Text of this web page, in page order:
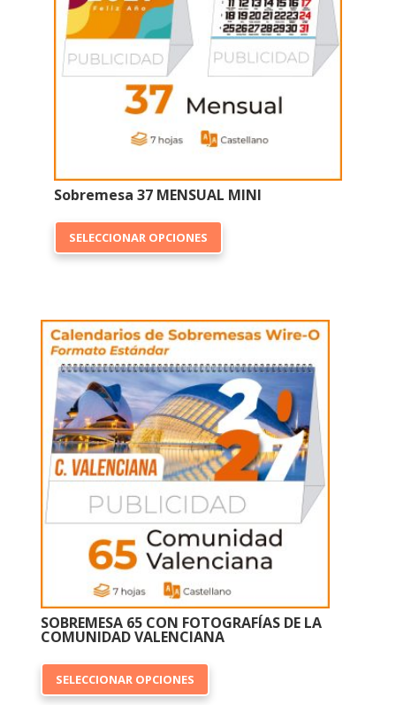
Sobremesa 37 MENSUAL MINI
SELECCIONAR OPCIONES
Las
se
pueden
elegir
en
la
página
de
producto
SOBREMESA 65 CON FOTOGRAFÍAS DE LA
COMUNIDAD VALENCIANA
SELECCIONAR OPCIONES